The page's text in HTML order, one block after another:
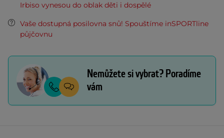
Irbiso vynesou do oblak děti i dospělé
Vaše dostupná posilovna snů! Spouštíme inSPORTline
půjčovnu
Nemůžete si vybrat? Poradíme
vám